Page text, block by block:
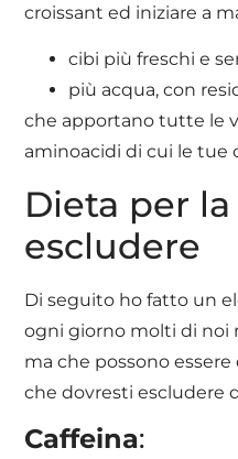
croissant ed iniziare a
cibi più freschi e
più acqua, con
che apportano tutte le
aminoacidi di cui le tue
Dieta per
escludere
Di seguito ho fatto un
ogni giorno molti di noi
ma che possono
che dovresti escludere
Caffeina: